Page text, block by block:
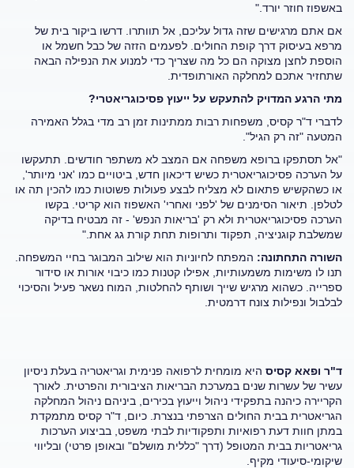
באשפוז חוזר יורד."
אם אתם מרגישים שזה גדול עליכם, אל תוותרו. דרשו ביקור בית של
מרפא בעיסוק דרך קופת החולים. לפעמים הזזה של כבל חשמל או
הוספת לחצן מצוקה הם כל מה שצריך כדי למנוע את הנפילה הבאה
שתחזיר אתכם למחלקה האורתופדית.
מתי הרגע המדויק להתעקש על ייעוץ פסיכוגריאטרי?
לדברי ד"ר קסיס, משפחות רבות ממתינות זמן רב מדי בגלל האמירה
המטעה "זה רק הגיל".
"אל תסתפקו ברופא משפחה אם המצב לא משתפר חודשים. תתעקשו
על הערכה פסיכוגריאטרית כשיש דיכאון חדש, ביטויים כמו 'אני מיותר',
או כשהקשיש פתאום לא מצליח לבצע פעולות פשוטות כמו להכין תה או
לטלפן. תיאור הסימנים של 'לפני ואחרי' האשפוז הוא קריטי. בקשו
הערכה פסיכוגריאטרית ולא רק 'בריאות הנפש' - זה מבטיח בדיקה
שמשלבת קוגניציה, תפקוד ותרופות תחת קורת גג אחת."
השורה התחתונה: המפתח לחיוניות הוא שילוב המבוגר בחיי המשפחה.
תנו לו משימות משמעותיות, אפילו קטנות כמו כיבוי אורות או סידור
ספרייה. כשהוא מרגיש שייך ושותף להחלטות, המוח נשאר פעיל והסיכוי
לבלבול ונפילות צונח דרמטית.
ד"ר ופאא קסיס היא מומחית לרפואה פנימית וגריאטריה בעלת ניסיון
עשיר של עשרות שנים במערכת הבריאות הציבורית והפרטית. לאורך
הקריירה כיהנה בתפקידי ניהול וייעוץ בכירים, ביניהם ניהול המחלקה
הגריאטרית בבית החולים הצרפתי בנצרת. כיום, ד"ר קסיס מתמקדת
במתן חוות דעת רפואיות ותפקודיות לבתי משפט, בביצוע הערכות
גריאטריות בבית המטופל (דרך "כללית מושלם" ובאופן פרטי) ובליווי
שיקומי-סיעודי מקיף.